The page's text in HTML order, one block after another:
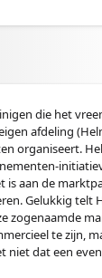
die het
afdeling
organiseert.
is aan de
Gelukkig telt
zogenaamde
te zijn,
niet dat een